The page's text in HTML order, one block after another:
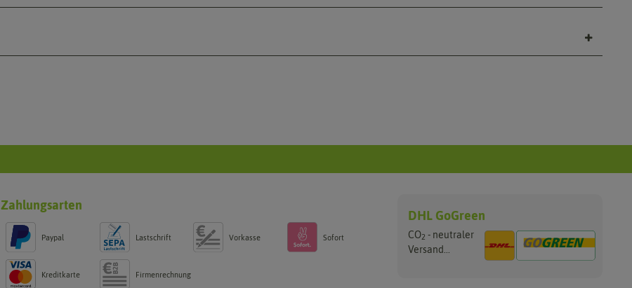
Zahlungsarten
Paypal Lastschrift Vorkasse Sofort
Kreditkarte Firmenrechnung
DHL GoGreen
CO2 - neutraler
Versand...